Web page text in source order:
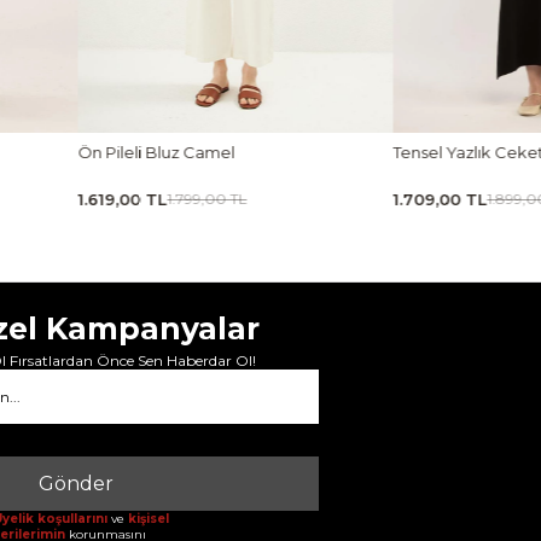
Ön Pileli Bluz Camel
1.619,00 TL1.799,00 TL
Tensel Yazlık
1.709,00 TL
Kampanyalar
Fırsatlardan Önce Sen Haberdar Ol!
Gönder
koşullarını ve kişisel
korunmasını